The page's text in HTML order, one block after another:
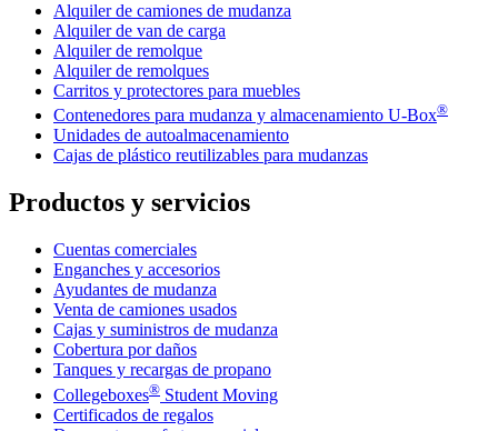
Alquiler de camiones de mudanza
Alquiler de van de carga
Alquiler de remolque
Alquiler de remolques
Carritos y protectores para muebles
Contenedores para mudanza y almacenamiento U-Box®
Unidades de autoalmacenamiento
Cajas de plástico reutilizables para mudanzas
Productos y servicios
Cuentas comerciales
Enganches y accesorios
Ayudantes de mudanza
Venta de camiones usados
Cajas y suministros de mudanza
Cobertura por daños
Tanques y recargas de propano
Collegeboxes® Student Moving
Certificados de regalos